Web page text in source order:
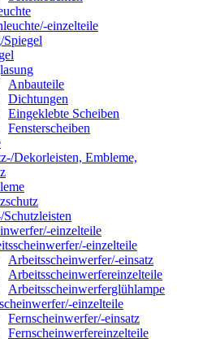
einzelteile
Spiegel
Anbauteile
Dichtungen
Eingeklebte Scheiben
Fensterscheiben
Dekorleisten, Embleme,
Schutzleisten
einzelteile
einzelteile
Arbeitsscheinwerfer/-einsatz
Arbeitsscheinwerfereinzelteile
Arbeitsscheinwerferglühlampe
einzelteile
Fernscheinwerfer/-einsatz
Fernscheinwerfereinzelteile